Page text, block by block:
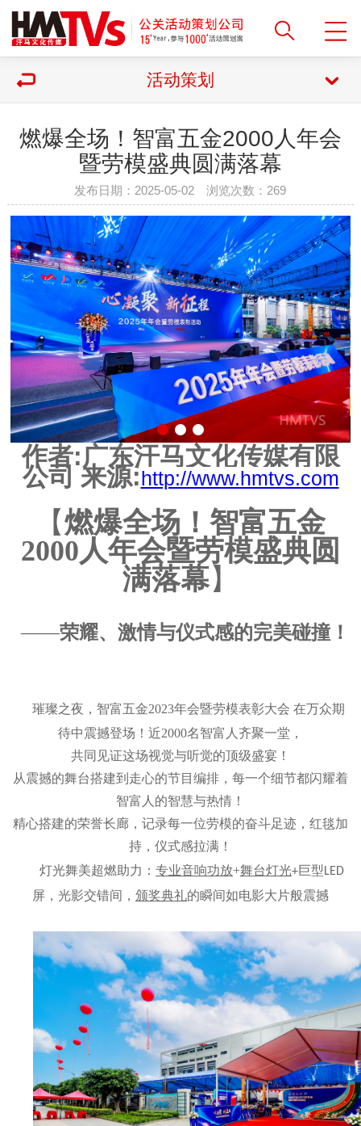
活动策划
燃爆全场！智富五金2000人年会
暨劳模盛典圆满落幕
发布日期：2025-05-02 浏览次数： 269
作者:广东汗马文化传媒有限
公司 来源:http://www.hmtvs.com
【燃爆全场！智富五金
2000人年会暨劳模盛典圆
满落幕】
——荣耀、激情与仪式感的完美碰撞！
璀璨之夜，智富五金2023年会暨劳模表彰大会 在万众期
待中震撼登场！近2000名智富人齐聚一堂，
共同见证这场视觉与听觉的顶级盛宴！
从震撼的舞台搭建到走心的节目编排，每一个细节都闪耀着
智富人的智慧与热情！
精心搭建的荣誉长廊，记录每一位劳模的奋斗足迹，红毯加
持，仪式感拉满！
灯光舞美超燃助力： 专业音响功放+舞台灯光+巨型LED
屏，光影交错间， 颁奖典礼的瞬间如电影大片般震撼